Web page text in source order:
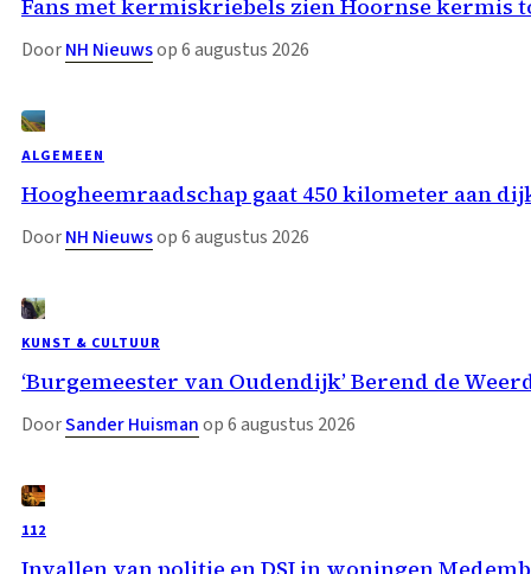
Fans met kermiskriebels zien Hoornse kermis
DoorNH Nieuwsop 6 augustus 2026
ALGEMEEN
Hoogheemraadschap gaat 450 kilometer aan
DoorNH Nieuwsop 6 augustus 2026
KUNST & CULTUUR
‘Burgemeester van Oudendijk’ Berend de
DoorSander Huismanop 6 augustus 2026
112